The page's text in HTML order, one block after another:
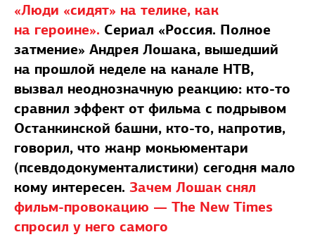
«Люди «сидят» на телике, как
на героине». Сериал «Россия. Полное
затмение» Андрея Лошака, вышедший
на прошлой неделе на канале НТВ,
вызвал неоднозначную реакцию: кто-то
сравнил эффект от фильма с подрывом
Останкинской башни, кто-то, напротив,
говорил, что жанр мокьюментари
(псевдодокументалистики) сегодня мало
кому интересен. Зачем Лошак снял
фильм-провокацию — The New Times
спросил у него самого